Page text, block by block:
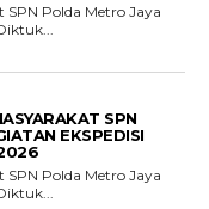
Polda Metro Jaya
SPN
EKSPEDISI
Polda Metro Jaya